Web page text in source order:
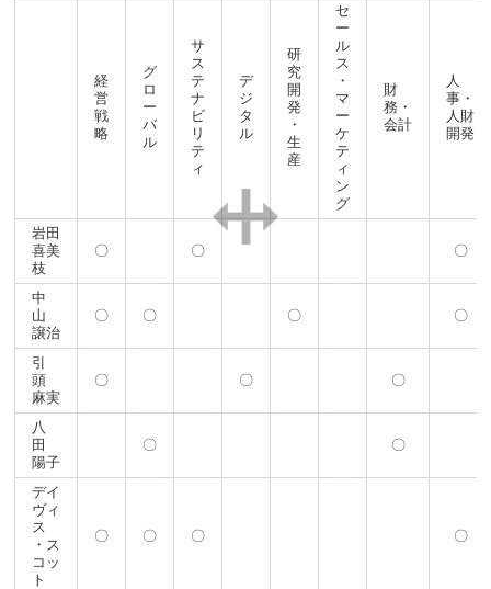
経
営
戦
略
グ
ロ
ー
バ
ル
サ
ス
テ
ナ
ビ
リ
テ
ィ
デ
ジ
タ
ル
研
究
開
発
・
生
産
セ
ー
ル
ス
・
マ
ー
ケ
テ
ィ
ン
グ
財
務・
会計
人
事・
人財
開発
岩田
喜美
枝
〇 〇 〇
中
山
譲治
〇 〇 〇 〇
引
頭
麻実
〇 〇 〇
八
田
陽子
〇 〇
デイ
ヴィ
ス
・ス
コッ
ト
〇 〇 〇 〇